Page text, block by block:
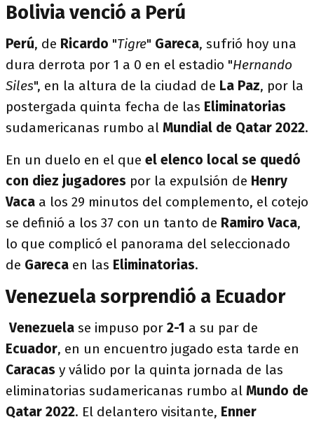
Bolivia venció a Perú
Perú, de Ricardo "Tigre" Gareca, sufrió hoy una
dura derrota por 1 a 0 en el estadio "Hernando
Siles", en la altura de la ciudad de La Paz, por la
postergada quinta fecha de las Eliminatorias
sudamericanas rumbo al Mundial de Qatar 2022.
En un duelo en el que el elenco local se quedó
con diez jugadores por la expulsión de Henry
Vaca a los 29 minutos del complemento, el cotejo
se definió a los 37 con un tanto de Ramiro Vaca,
lo que complicó el panorama del seleccionado
de Gareca en las Eliminatorias.
Venezuela sorprendió a Ecuador
Venezuela se impuso por 2-1 a su par de
Ecuador, en un encuentro jugado esta tarde en
Caracas y válido por la quinta jornada de las
eliminatorias sudamericanas rumbo al Mundo de
Qatar 2022. El delantero visitante, Enner